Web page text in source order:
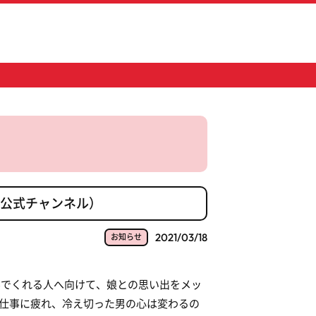
式チャンネル）
お知らせ 2021/03/18
れる人へ向けて、娘との思い出をメッ
事に疲れ、冷え切った男の心は変わるの